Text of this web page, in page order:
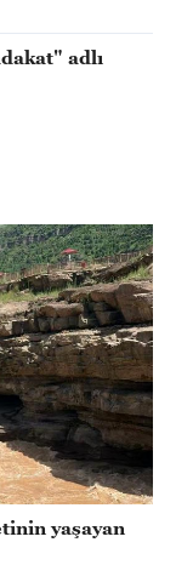
adlı
yaşayan